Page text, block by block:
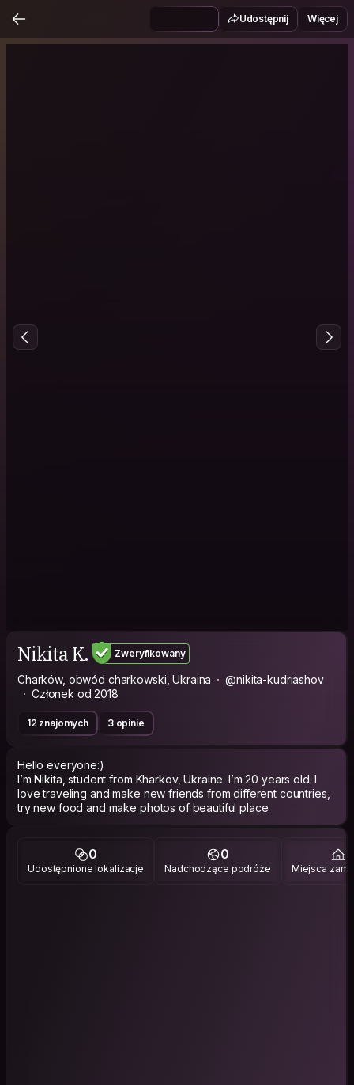
Udostępnij Więcej
Nikita K. Zweryfikowany
Charków, obwód charkowski, Ukraina
@nikita-kudriashov
Członek od 2018
12 znajomych 3 opinie
Hеllo everyone:)
I’m Nikita, student from Kharkov, Ukraine. I’m 20 years old. I
love traveling and make new friends from different countries,
try new food and make photos of beautiful place
0
Udostępnione lokalizacje
0
Nadchodzące podróże Miejsca